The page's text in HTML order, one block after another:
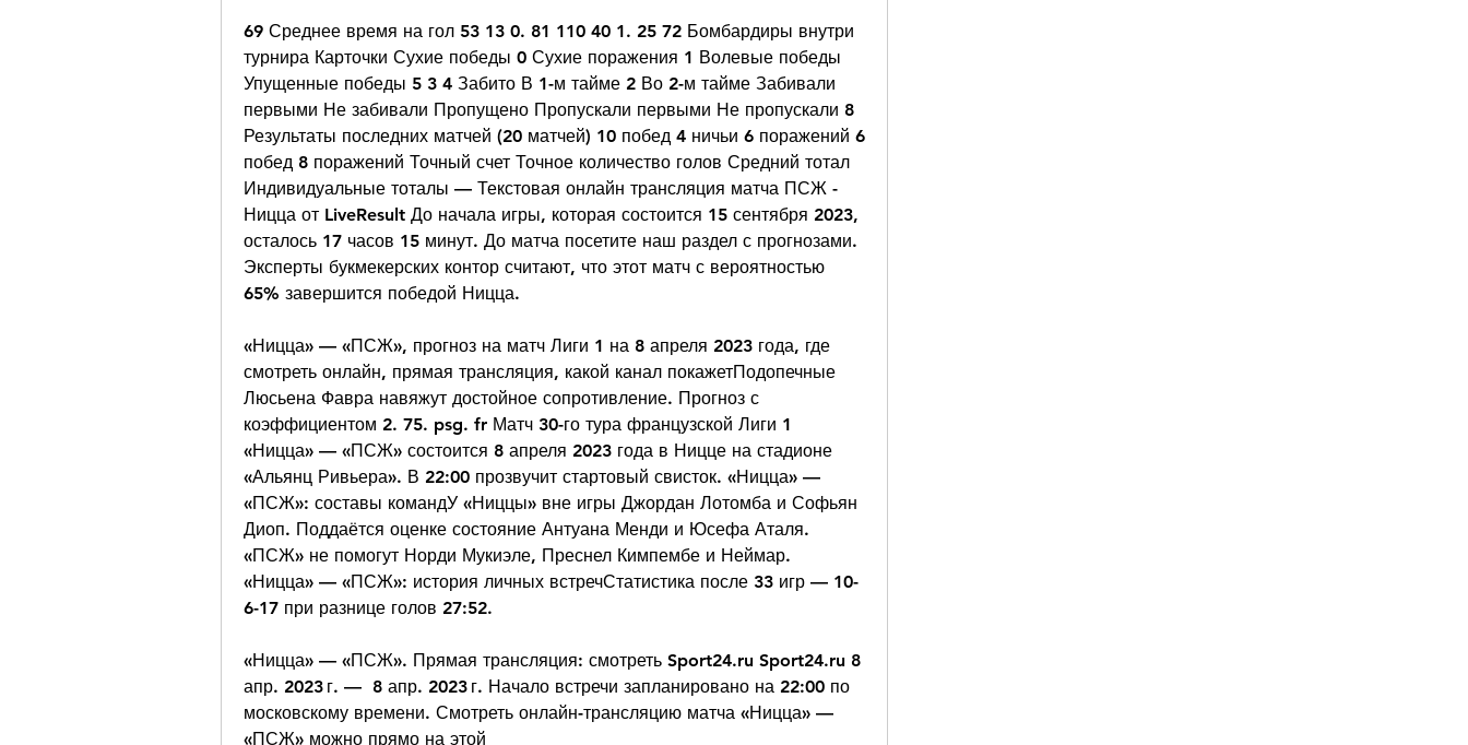
69 Среднее время на гол 53 13 0. 81 110 40 1. 25 72 Бомбардиры внутри
турнира Карточки Сухие победы 0 Сухие поражения 1 Волевые победы
Упущенные победы 5 3 4 Забито В 1-м тайме 2 Во 2-м тайме Забивали
первыми Не забивали Пропущено Пропускали первыми Не пропускали 8
Результаты последних матчей (20 матчей) 10 побед 4 ничьи 6 поражений 6
побед 8 поражений Точный счет Точное количество голов Средний тотал
Индивидуальные тоталы — Текстовая онлайн трансляция матча ПСЖ -
Ницца от LiveResult До начала игры, которая состоится 15 сентября 2023,
осталось 17 часов 15 минут. До матча посетите наш раздел с прогнозами.
Эксперты букмекерских контор считают, что этот матч с вероятностью
65% завершится победой Ницца.
«Ницца» — «ПСЖ», прогноз на матч Лиги 1 на 8 апреля 2023 года, где
смотреть онлайн, прямая трансляция, какой канал покажетПодопечные
Люсьена Фавра навяжут достойное сопротивление. Прогноз с
коэффициентом 2. 75. psg. fr Матч 30-го тура французской Лиги 1
«Ницца» — «ПСЖ» состоится 8 апреля 2023 года в Ницце на стадионе
«Альянц Ривьера». В 22:00 прозвучит стартовый свисток. «Ницца» —
«ПСЖ»: составы командУ «Ниццы» вне игры Джордан Лотомба и Софьян
Диоп. Поддаётся оценке состояние Антуана Менди и Юсефа Аталя.
«ПСЖ» не помогут Норди Мукиэле, Преснел Кимпембе и Неймар.
«Ницца» — «ПСЖ»: история личных встречСтатистика после 33 игр — 10-
6-17 при разнице голов 27:52.
«Ницца» — «ПСЖ». Прямая трансляция: смотреть Sport24.ru Sport24.ru 8
апр. 2023 г. —  8 апр. 2023 г. Начало встречи запланировано на 22:00 по
московскому времени. Смотреть онлайн-трансляцию матча «Ницца» —
«ПСЖ» можно прямо на этой